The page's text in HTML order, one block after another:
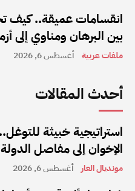
انقسامات عميقة.. كيف
بين البرهان ومناوي إلى
ملفات عربية أغسطس 6, 2026
أحدث المقالات
استراتيجية خبيثة
الإخوان إلى مفاصل الدولة
مونديال العار أغسطس 6, 2026